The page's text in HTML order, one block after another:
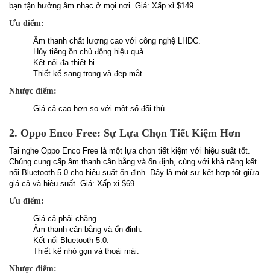
bạn tận hưởng âm nhạc ở mọi nơi. Giá: Xấp xỉ $149
Ưu điểm:
Âm thanh chất lượng cao với công nghệ LHDC.
Hủy tiếng ồn chủ động hiệu quả.
Kết nối đa thiết bị.
Thiết kế sang trọng và đẹp mắt.
Nhược điểm:
Giá cả cao hơn so với một số đối thủ.
2. Oppo Enco Free: Sự Lựa Chọn Tiết Kiệm Hơn
Tai nghe Oppo Enco Free là một lựa chọn tiết kiệm với hiệu suất tốt.
Chúng cung cấp âm thanh cân bằng và ổn định, cùng với khả năng kết
nối Bluetooth 5.0 cho hiệu suất ổn định. Đây là một sự kết hợp tốt giữa
giá cả và hiệu suất. Giá: Xấp xỉ $69
Ưu điểm:
Giá cả phải chăng.
Âm thanh cân bằng và ổn định.
Kết nối Bluetooth 5.0.
Thiết kế nhỏ gọn và thoải mái.
Nhược điểm: